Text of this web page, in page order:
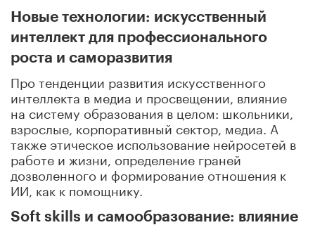
Новые технологии: искусственный
интеллект для профессионального
роста и саморазвития
Про тенденции развития искусственного
интеллекта в медиа и просвещении, влияние
на систему образования в целом: школьники,
взрослые, корпоративный сектор, медиа. А
также этическое использование нейросетей в
работе и жизни, определение граней
дозволенного и формирование отношения к
ИИ, как к помощнику.
Soft skills и самообразование: влияние